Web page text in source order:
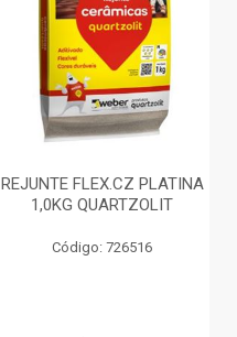
REJUNTE FLEX.CZ PLATINA
1,0KG QUARTZOLIT
Código: 726516